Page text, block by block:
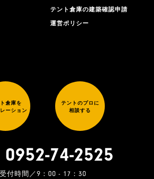
テント倉庫の建築確認申請
運営ポリシー
倉庫を
ーション
テントのプロに
相談する
0952-74-2525
受付時間／9：00 - 17：30